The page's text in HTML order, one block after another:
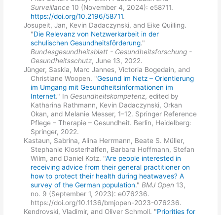
Surveillance 10 (November 4, 2024): e58711.
https://doi.org/10.2196/58711.
Josupeit, Jan, Kevin Dadaczynski, and Eike Quilling.
"Die Relevanz von Netzwerkarbeit in der
schulischen Gesundheitsförderung."
Bundesgesundheitsblatt - Gesundheitsforschung -
Gesundheitsschutz, June 13, 2022.
Jünger, Saskia, Marc Jannes, Victoria Bogedain, and
Christiane Woopen. "Gesund im Netz – Orientierung
im Umgang mit Gesundheitsinformationen im
Internet." In Gesundheitskompetenz, edited by
Katharina Rathmann, Kevin Dadaczynski, Orkan
Okan, and Melanie Messer, 1–12. Springer Reference
Pflege – Therapie – Gesundheit. Berlin, Heidelberg:
Springer, 2022.
Kastaun, Sabrina, Alina Herrmann, Beate S. Müller,
Stephanie Klosterhalfen, Barbara Hoffmann, Stefan
Wilm, and Daniel Kotz. "Are people interested in
receiving advice from their general practitioner on
how to protect their health during heatwaves? A
survey of the German population." BMJ Open 13,
no. 9 (September 1, 2023): e076236.
https://doi.org/10.1136/bmjopen-2023-076236.
Kendrovski, Vladimir, and Oliver Schmoll. "Priorities for